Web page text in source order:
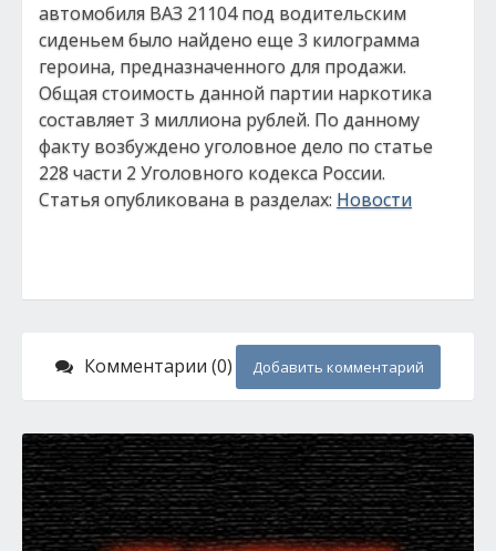
автомобиля ВАЗ 21104 под водительским
сиденьем было найдено еще 3 килограмма
героина, предназначенного для продажи.
Общая стоимость данной партии наркотика
составляет 3 миллиона рублей. По данному
факту возбуждено уголовное дело по статье
228 части 2 Уголовного кодекса России.
Статья опубликована в разделах: Новости
Комментарии (0) Добавить комментарий